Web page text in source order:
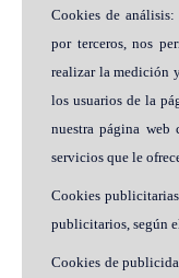
Cookies de
por terceros, nos
realizar la medición
los usuarios de la
nuestra página
servicios que le
Cookies
publicitarios, según
Cookies de